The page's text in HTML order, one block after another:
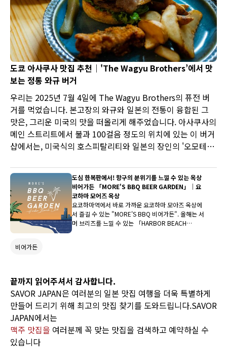
도쿄 아사쿠사 맛집 추천｜'The Wagyu Brothers’에서 맛
보는 정통 와규 버거
우리는 2025년 7월 4일에 The Wagyu Brothers의 퓨전 버
거를 먹었습니다. 본고장의 와규와 일본의 전통이 융합된 그
맛은, 그리운 미국의 맛을 떠올리게 해주었습니다. 아사쿠사의
메인 스트리트에서 불과 100걸음 정도의 위치에 있는 이 버거
샵에서는, 미국식의 호스피탈리티와 일본의 장인의 '오모테나
도심 한복판에서! 항구의 분위기를 느낄 수 있는 옥상
비어가든 「MORE'S BBQ BEER GARDEN」｜요
코하마 모어즈 옥상
요코하마역에서 바로 가까운 요코하마 모아즈 옥상에
서 즐길 수 있는 "MORE'S BBQ 비어가든". 올해는 서
머 브리즈를 느낄 수 있는 「HARBOR BEACH
감각이 교차하는, 세대를 초월해 즐길 수 있는 옥상 비
어가든에 꼭 방문해 보세요.
비어가든
끝까지 읽어주셔서 감사합니다.
SAVOR JAPAN은 여러분의 일본 맛집 여행을 더욱 특별하게
만들어 드리기 위해 최고의 맛집 찾기를 도와드립니다.SAVOR
JAPAN에서는
맥주 맛집을 여러분께 꼭 맞는 맛집을 검색하고 예약하실 수
있습니다